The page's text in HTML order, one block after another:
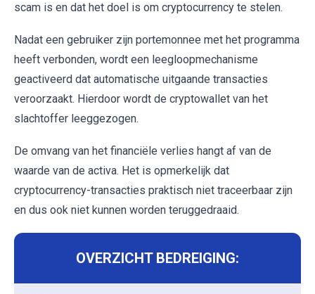
scam is en dat het doel is om cryptocurrency te stelen.
Nadat een gebruiker zijn portemonnee met het programma
heeft verbonden, wordt een leegloopmechanisme
geactiveerd dat automatische uitgaande transacties
veroorzaakt. Hierdoor wordt de cryptowallet van het
slachtoffer leeggezogen.
De omvang van het financiële verlies hangt af van de
waarde van de activa. Het is opmerkelijk dat
cryptocurrency-transacties praktisch niet traceerbaar zijn
en dus ook niet kunnen worden teruggedraaid.
OVERZICHT BEDREIGING: